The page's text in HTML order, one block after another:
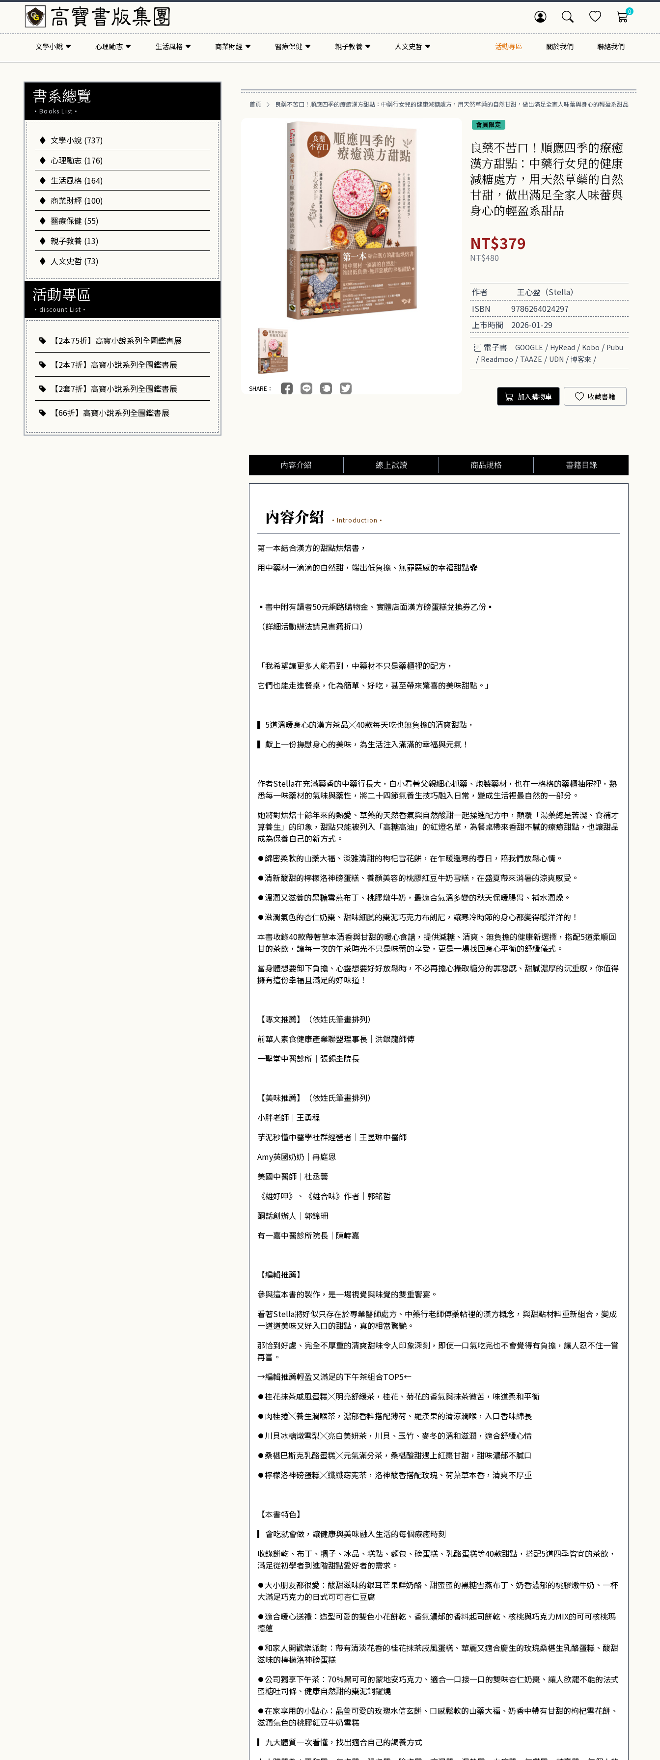
0
文學小說 心理勵志 生活風格 商業財經 醫療保健 親子教養 人文史哲 活動專區 關於我們 聯絡我們
書系總覽
·Books List·
文學小說 (737)
心理勵志 (176)
生活風格 (164)
商業財經 (100)
醫療保健 (55)
親子教養 (13)
人文史哲 (73)
活動專區
·discount List·
【2本75折】高寶小說系列全圖鑑書展
【2本7折】高寶小說系列全圖鑑書展
【2套7折】高寶小說系列全圖鑑書展
【66折】高寶小說系列全圖鑑書展
首頁 良藥不苦口！順應四季的療癒漢方甜點：中藥行女兒的健康減糖處方，用天然草藥的自然甘甜，做出滿足全家人味蕾與身心的輕盈系甜品
SHARE：
會員限定
良藥不苦口！順應四季的療癒
漢方甜點：中藥行女兒的健康
減糖處方，用天然草藥的自然
甘甜，做出滿足全家人味蕾與
身心的輕盈系甜品
NT$379
NT$480
作者
王心盈（Stella）
ISBN
9786264024297
上市時間
2026-01-29
電子書
GOOGLE / HyRead / Kobo / Pubu
/ Readmoo / TAAZE / UDN / 博客來 /
加入購物車 收藏書籍
內容介紹 線上試讀 商品規格 書籍目錄
內容介紹 ·Introduction·
第一本結合漢方的甜點烘焙書，
用中藥材一滴滴的自然甜，端出低負擔、無罪惡感的幸福甜點✿
▪️書中附有讀者50元網路購物金、實體店面漢方磅蛋糕兌換券乙份 ▪️
（詳細活動辦法請見書籍折口）
「我希望讓更多人能看到，中藥材不只是藥櫃裡的配方，
它們也能走進餐桌，化為簡單、好吃，甚至帶來驚喜的美味甜點。」
▍5道溫暖身心的漢方茶品╳40款每天吃也無負擔的清爽甜點，
▍獻上一份撫慰身心的美味，為生活注入滿滿的幸福與元氣！
作者Stella在充滿藥香的中藥行長大，自小看著父親細心抓藥、炮製藥材，也在一格格的藥櫃抽屜裡，熟
悉每一味藥材的氣味與藥性，將二十四節氣養生技巧融入日常，變成生活裡最自然的一部分。
她將對烘焙十餘年來的熱愛、草藥的天然香氣與自然酸甜一起揉進配方中，顛覆「湯藥總是苦澀、食補才
算養生」的印象，甜點只能被列入「高糖高油」的紅燈名單，為餐桌帶來香甜不膩的療癒甜點，也讓甜品
成為保養自己的新方式。
⏺綿密柔軟的山藥大福、淡雅清甜的枸杞雪花餅，在乍暖還寒的春日，陪我們放鬆心情。
⏺清新酸甜的檸檬洛神磅蛋糕、養顏美容的桃膠紅豆牛奶雪糕，在盛夏帶來消暑的涼爽感受。
⏺溫潤又滋養的黑糖雪燕布丁、桃膠燉牛奶，最適合氣溫多變的秋天保暖腸胃、補水潤燥。
⏺滋潤氣色的杏仁奶棗、甜味細膩的棗泥巧克力布朗尼，讓寒冷時節的身心都變得暖洋洋的！
本書收錄40款帶著草本清香與甘甜的暖心食譜，提供減糖、清爽、無負擔的健康新選擇，搭配5道柔順回
甘的茶飲，讓每一次的午茶時光不只是味蕾的享受，更是一場找回身心平衡的舒緩儀式。
當身體想要卸下負擔、心靈想要好好放鬆時，不必再擔心攝取糖分的罪惡感、甜膩濃厚的沉重感，你值得
擁有這份幸福且滿足的好味道！
【專文推薦】（依姓氏筆畫排列）
前華人素食健康產業聯盟理事長│洪銀龍師傅
一聖堂中醫診所│張錫圭院長
【美味推薦】（依姓氏筆畫排列）
小胖老師│王勇程
芋泥秒懂中醫學社群經營者│王昱琳中醫師
Amy英國奶奶│冉庭恩
美國中醫師│杜丞蕓
《雄好呷》、《雄合味》作者│郭銘哲
酮話創辦人│郭錦珊
有一嘉中醫診所院長│陳峙嘉
【編輯推薦】
參與這本書的製作，是一場視覺與味覺的雙重饗宴。
看著Stella將好似只存在於專業醫師處方、中藥行老師傅藥帖裡的漢方概念，與甜點材料重新組合，變成
一道道美味又好入口的甜點，真的相當驚艷。
那恰到好處、完全不厚重的清爽甜味令人印象深刻，即使一口氣吃完也不會覺得有負擔，讓人忍不住一嘗
再嘗。
→編輯推薦輕盈又滿足的下午茶組合TOP5←
⏺桂花抹茶戚風蛋糕╳明亮舒緩茶，桂花、菊花的香氣與抹茶微苦，味道柔和平衡
⏺肉桂捲╳養生潤喉茶，濃郁香料搭配薄荷、羅漢果的清涼潤喉，入口香味綿長
⏺川貝冰糖燉雪梨╳亮白美妍茶，川貝、玉竹、麥冬的溫和滋潤，適合舒緩心情
⏺桑椹巴斯克乳酪蛋糕╳元氣滿分茶，桑椹酸甜遇上紅棗甘甜，甜味濃郁不膩口
⏺檸檬洛神磅蛋糕╳纖纖窈窕茶，洛神酸香搭配玫瑰、荷葉草本香，清爽不厚重
【本書特色】
▎會吃就會做，讓健康與美味融入生活的每個療癒時刻
收錄餅乾、布丁、糰子、冰品、糕點、麵包、磅蛋糕、乳酪蛋糕等40款甜點，搭配5道四季皆宜的茶飲，
滿足從初學者到進階甜點愛好者的需求。
⏺大小朋友都很愛：酸甜滋味的銀耳芒果鮮奶酪、甜蜜蜜的黑糖雪燕布丁、奶香濃郁的桃膠燉牛奶、一杯
大滿足巧克力的日式可可杏仁豆腐
⏺適合暖心送禮：造型可愛的雙色小花餅乾、香氣濃郁的香料起司餅乾、核桃與巧克力MIX的可可核桃瑪
德蓮
⏺和家人開歡樂派對：帶有清淡花香的桂花抹茶戚風蛋糕、華麗又適合慶生的玫瑰桑椹生乳酪蛋糕、酸甜
滋味的檸檬洛神磅蛋糕
⏺公司獨享下午茶：70%黑可可的蒙地安巧克力、適合一口接一口的雙味杏仁奶棗、讓人欲罷不能的法式
蜜糖吐司條、健康自然甜的棗泥銅鑼燒
⏺在家享用的小點心：晶瑩可愛的玫瑰水信玄餅、口感鬆軟的山藥大福、奶香中帶有甘甜的枸杞雪花餅、
滋潤氣色的桃膠紅豆牛奶雪糕
▎九大體質一次看懂，找出適合自己的調養方式